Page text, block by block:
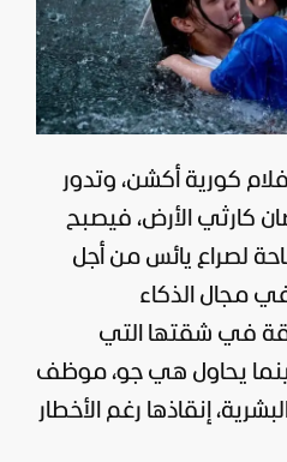
كورية أكشن، وتدور
كارثي الأرض، فيصبح
لصراع يائس من أجل
في مجال الذكاء
في شقتها التي
بينما يحاول هي جو، موظف
إنقاذها رغم الأخطار